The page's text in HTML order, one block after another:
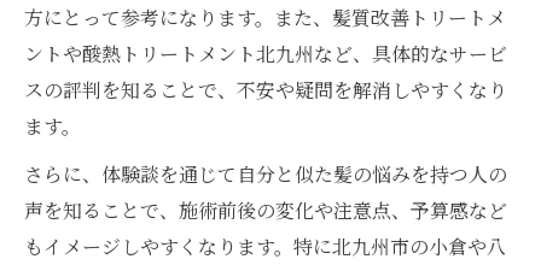
方にとって参考になります。また、髪質改善トリートメ
ントや酸熱トリートメント北九州など、具体的なサービ
スの評判を知ることで、不安や疑問を解消しやすくなり
ます。
さらに、体験談を通じて自分と似た髪の悩みを持つ人の
声を知ることで、施術前後の変化や注意点、予算感など
もイメージしやすくなります。特に北九州市の小倉や八